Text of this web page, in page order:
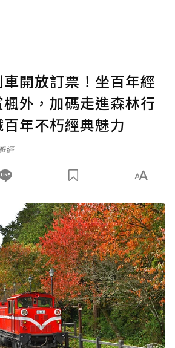
開放訂票！坐百年經
外，加碼走進森林行
年不朽經典魅力
經